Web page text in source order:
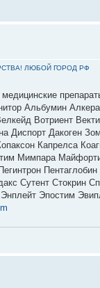
ЛЮБОЙ ГОРОД РФ
Альбумин
Вотриент
Диспорт Дакоген
Капрелса
Мимпара
Сутент Стокрин
Эпостим